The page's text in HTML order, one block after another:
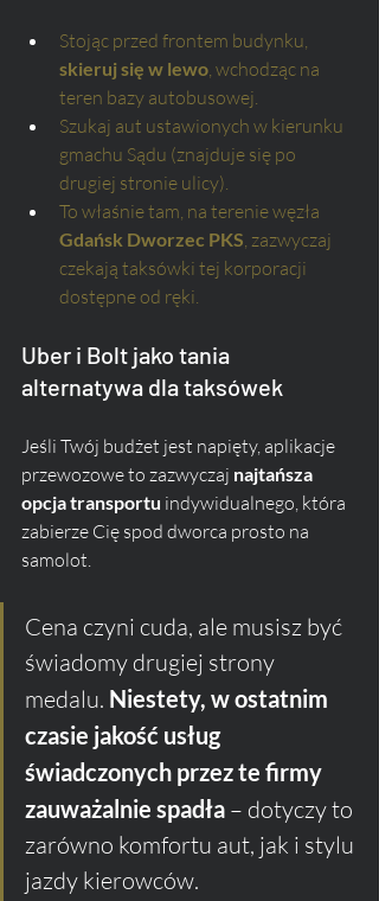
Stojąc przed frontem budynku,
skieruj się w lewo , wchodząc na
teren bazy autobusowej.
Szukaj aut ustawionych w kierunku
gmachu Sądu (znajduje się po
drugiej stronie ulicy).
To właśnie tam, na terenie węzła
Gdańsk Dworzec PKS , zazwyczaj
czekają taksówki tej korporacji
dostępne od ręki.
Uber i Bolt jako tania
alternatywa dla taksówek
Jeśli Twój budżet jest napięty, aplikacje
przewozowe to zazwyczaj najtańsza
opcja transportu indywidualnego, która
zabierze Cię spod dworca prosto na
samolot.
Cena czyni cuda, ale musisz być
świadomy drugiej strony
medalu. Niestety, w ostatnim
czasie jakość usług
świadczonych przez te firmy
zauważalnie spadła – dotyczy to
zarówno komfortu aut, jak i stylu
jazdy kierowców.